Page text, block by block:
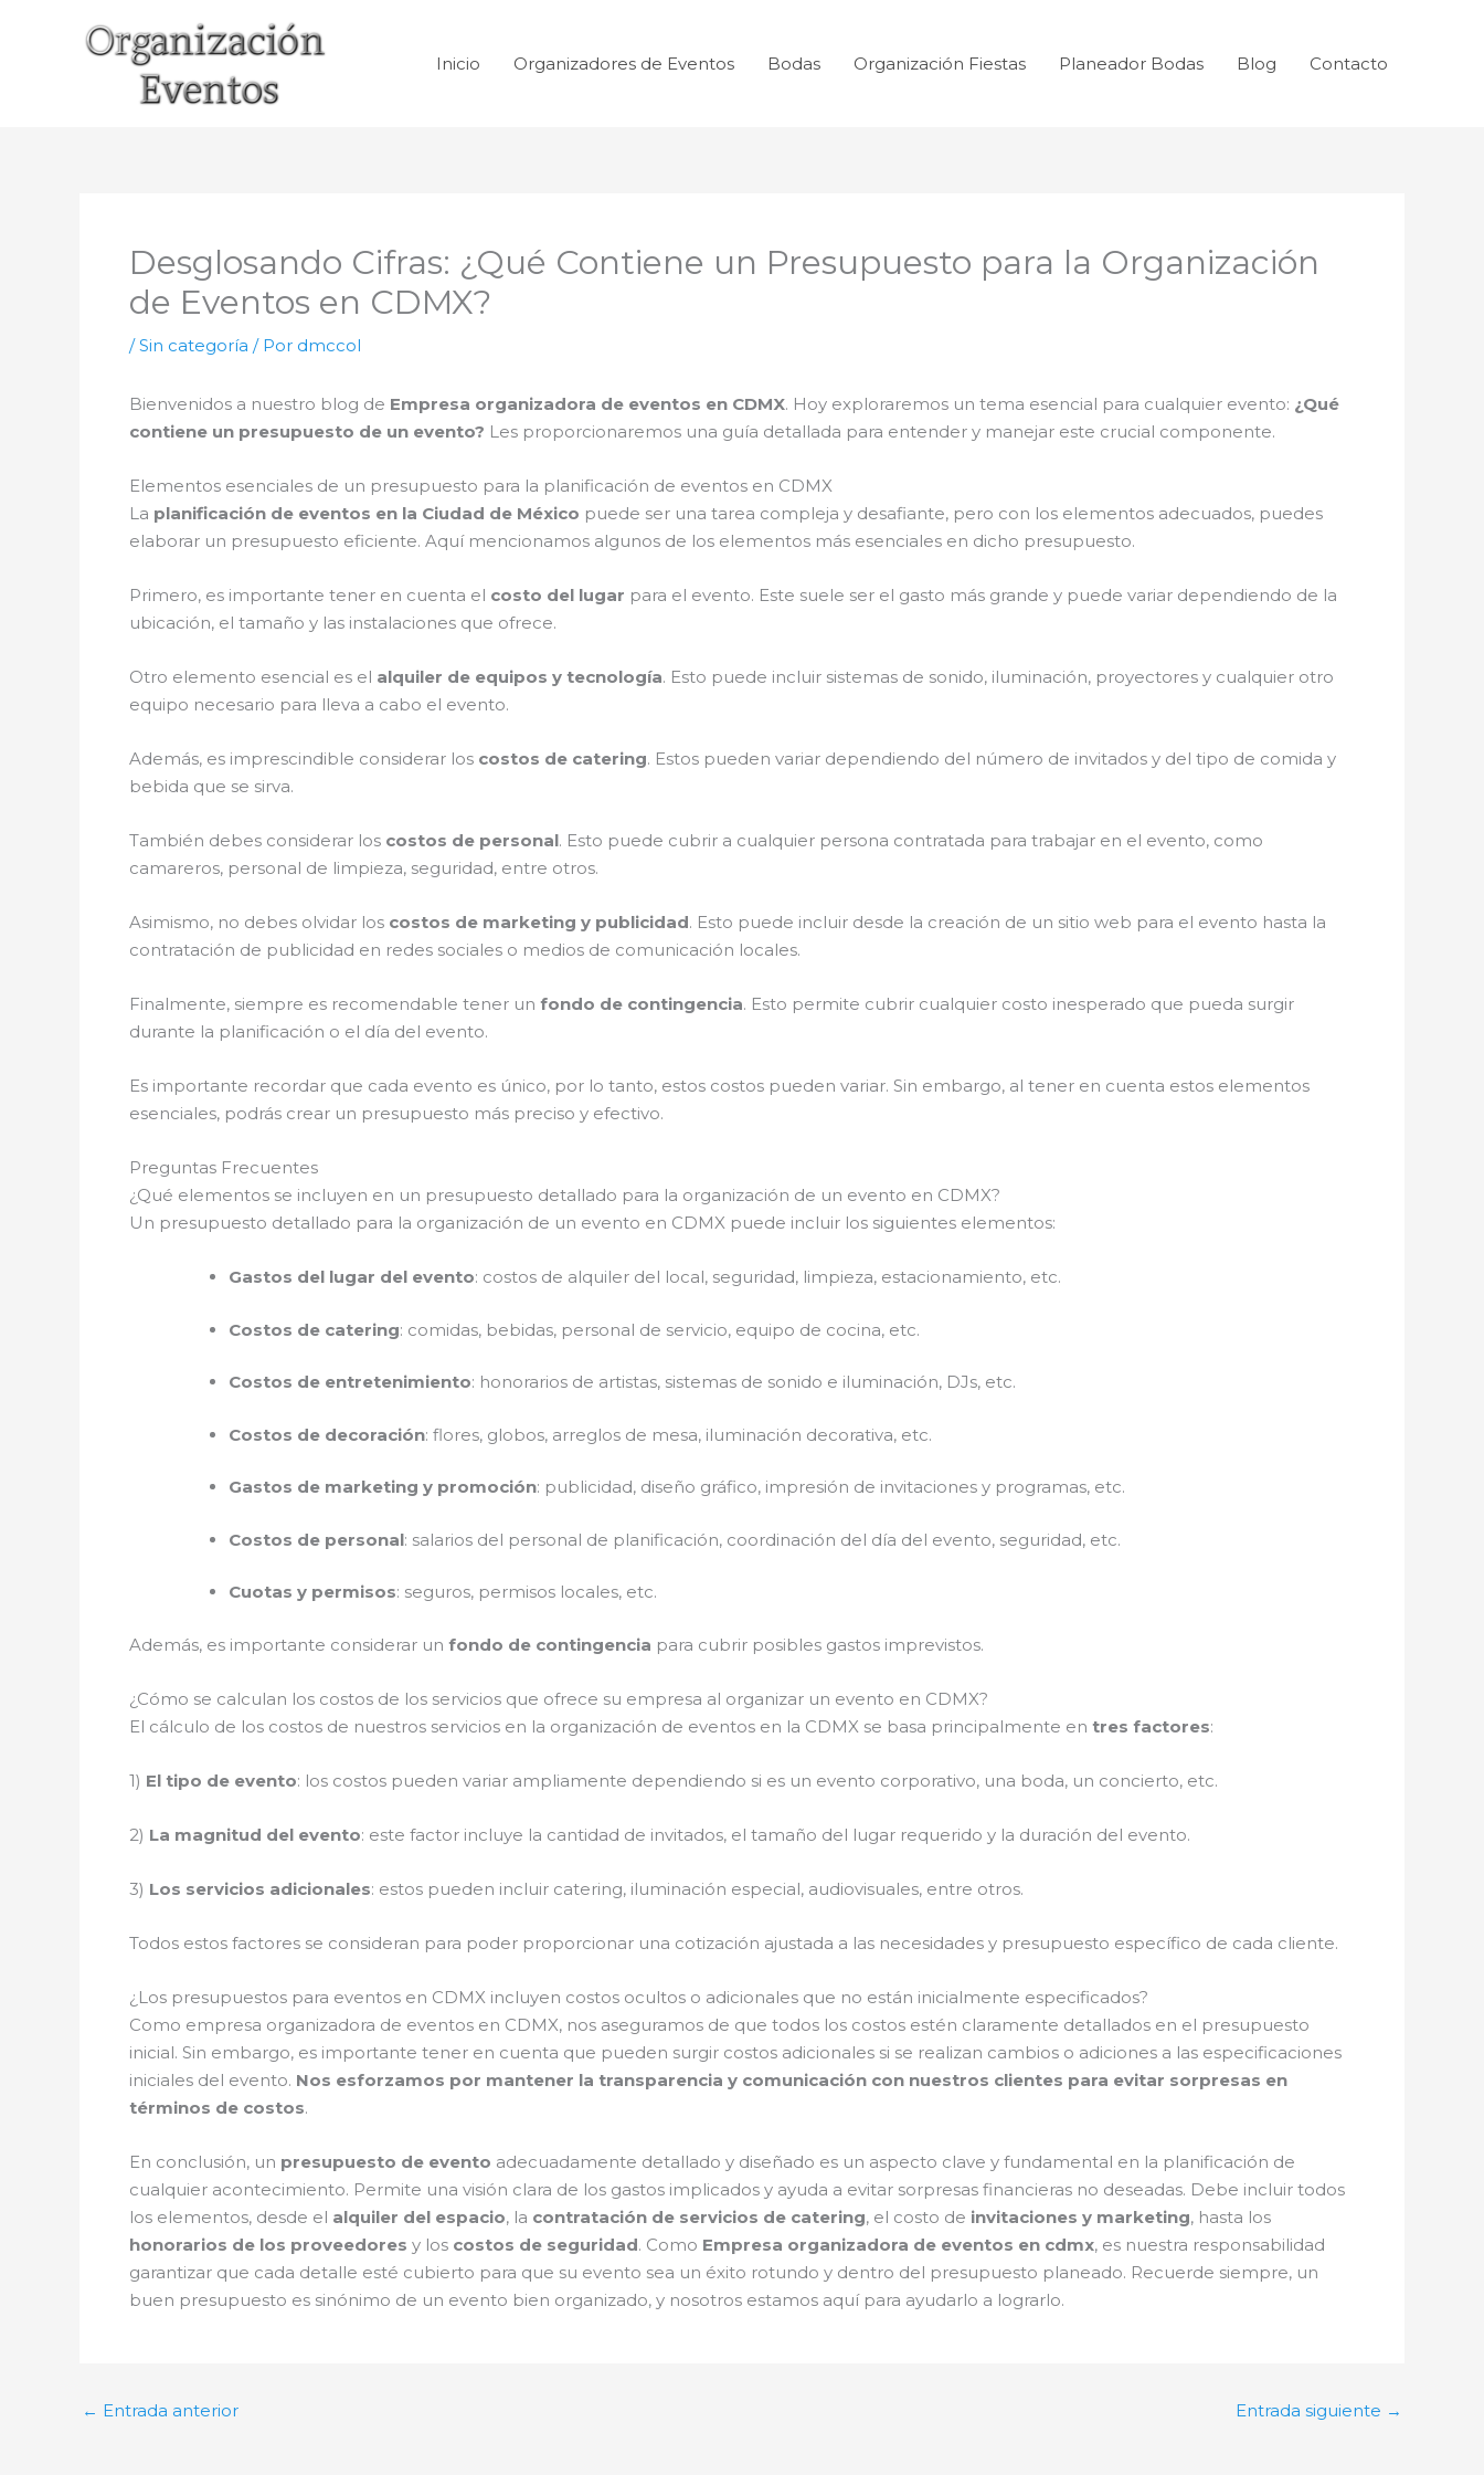
Inicio Organizadores de Eventos Bodas Organización Fiestas Planeador Bodas Blog Contacto
Desglosando Cifras: ¿Qué Contiene un Presupuesto para la Organización
de Eventos en CDMX?
/Sin categoría / Por dmccol
Bienvenidos a nuestro blog de Empresa organizadora de eventos en CDMX. Hoy exploraremos un tema esencial para cualquier evento: ¿Qué
contiene un presupuesto de un evento? Les proporcionaremos una guía detallada para entender y manejar este crucial componente.
Elementos esenciales de un presupuesto para la planificación de eventos en CDMX
La planificación de eventos en la Ciudad de México puede ser una tarea compleja y desafiante, pero con los elementos adecuados, puedes
elaborar un presupuesto eficiente. Aquí mencionamos algunos de los elementos más esenciales en dicho presupuesto.
Primero, es importante tener en cuenta el costo del lugar para el evento. Este suele ser el gasto más grande y puede variar dependiendo de la
ubicación, el tamaño y las instalaciones que ofrece.
Otro elemento esencial es el alquiler de equipos y tecnología. Esto puede incluir sistemas de sonido, iluminación, proyectores y cualquier otro
equipo necesario para lleva a cabo el evento.
Además, es imprescindible considerar los costos de catering. Estos pueden variar dependiendo del número de invitados y del tipo de comida y
bebida que se sirva.
También debes considerar los costos de personal. Esto puede cubrir a cualquier persona contratada para trabajar en el evento, como
camareros, personal de limpieza, seguridad, entre otros.
Asimismo, no debes olvidar los costos de marketing y publicidad. Esto puede incluir desde la creación de un sitio web para el evento hasta la
contratación de publicidad en redes sociales o medios de comunicación locales.
Finalmente, siempre es recomendable tener un fondo de contingencia. Esto permite cubrir cualquier costo inesperado que pueda surgir
durante la planificación o el día del evento.
Es importante recordar que cada evento es único, por lo tanto, estos costos pueden variar. Sin embargo, al tener en cuenta estos elementos
esenciales, podrás crear un presupuesto más preciso y efectivo.
Preguntas Frecuentes
¿Qué elementos se incluyen en un presupuesto detallado para la organización de un evento en CDMX?
Un presupuesto detallado para la organización de un evento en CDMX puede incluir los siguientes elementos:
Gastos del lugar del evento: costos de alquiler del local, seguridad, limpieza, estacionamiento, etc.
Costos de catering: comidas, bebidas, personal de servicio, equipo de cocina, etc.
Costos de entretenimiento: honorarios de artistas, sistemas de sonido e iluminación, DJs, etc.
Costos de decoración: flores, globos, arreglos de mesa, iluminación decorativa, etc.
Gastos de marketing y promoción: publicidad, diseño gráfico, impresión de invitaciones y programas, etc.
Costos de personal: salarios del personal de planificación, coordinación del día del evento, seguridad, etc.
Cuotas y permisos: seguros, permisos locales, etc.
Además, es importante considerar un fondo de contingencia para cubrir posibles gastos imprevistos.
¿Cómo se calculan los costos de los servicios que ofrece su empresa al organizar un evento en CDMX?
El cálculo de los costos de nuestros servicios en la organización de eventos en la CDMX se basa principalmente en tres factores:
1) El tipo de evento: los costos pueden variar ampliamente dependiendo si es un evento corporativo, una boda, un concierto, etc.
2) La magnitud del evento: este factor incluye la cantidad de invitados, el tamaño del lugar requerido y la duración del evento.
3) Los servicios adicionales: estos pueden incluir catering, iluminación especial, audiovisuales, entre otros.
Todos estos factores se consideran para poder proporcionar una cotización ajustada a las necesidades y presupuesto específico de cada cliente.
¿Los presupuestos para eventos en CDMX incluyen costos ocultos o adicionales que no están inicialmente especificados?
Como empresa organizadora de eventos en CDMX, nos aseguramos de que todos los costos estén claramente detallados en el presupuesto
inicial. Sin embargo, es importante tener en cuenta que pueden surgir costos adicionales si se realizan cambios o adiciones a las especificaciones
iniciales del evento. Nos esforzamos por mantener la transparencia y comunicación con nuestros clientes para evitar sorpresas en
términos de costos.
En conclusión, un presupuesto de evento adecuadamente detallado y diseñado es un aspecto clave y fundamental en la planificación de
cualquier acontecimiento. Permite una visión clara de los gastos implicados y ayuda a evitar sorpresas financieras no deseadas. Debe incluir todos
los elementos, desde el alquiler del espacio, la contratación de servicios de catering, el costo de invitaciones y marketing, hasta los
honorarios de los proveedores y los costos de seguridad. Como Empresa organizadora de eventos en cdmx, es nuestra responsabilidad
garantizar que cada detalle esté cubierto para que su evento sea un éxito rotundo y dentro del presupuesto planeado. Recuerde siempre, un
buen presupuesto es sinónimo de un evento bien organizado, y nosotros estamos aquí para ayudarlo a lograrlo.
← Entrada anterior Entrada siguiente →